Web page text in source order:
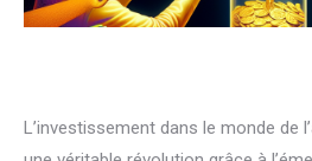
L’investissement dans le monde de